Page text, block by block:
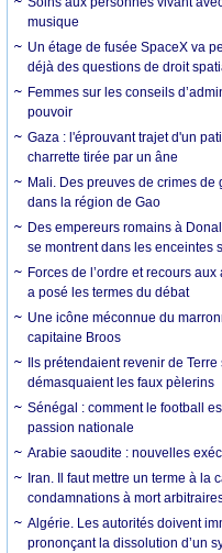
musique
Un étage de fusée SpaceX va
déjà des questions de droit
Femmes sur les conseils
pouvoir
Gaza : l'éprouvant trajet d'un
charrette tirée par un âne
Mali. Des preuves de crimes
dans la région de Gao
Des empereurs romains à
se montrent dans les enceintes
Forces de l’ordre et recours
a posé les termes du débat
Une icône méconnue du
capitaine Broos
Ils prétendaient revenir de
démasquaient les faux pèlerins
Sénégal : comment le football
passion nationale
Arabie saoudite : nouvelles
Iran. Il faut mettre un terme à la
condamnations à mort
Algérie. Les autorités doivent
prononçant la dissolution d’un